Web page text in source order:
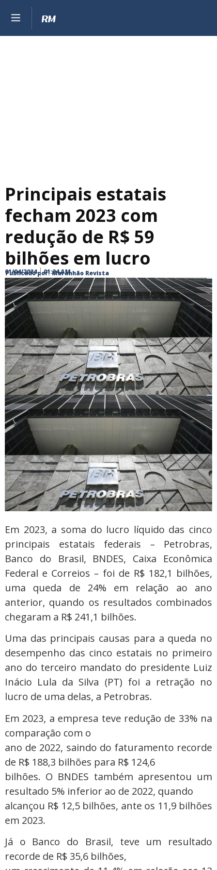
Principais estatais
fecham 2023 com
redução de R$ 59
bilhões em lucro
Publicado por: Maranhão Revista
01/04/2024 01:24 AM
Em 2023, a soma do lucro líquido das cinco
principais estatais federais – Petrobras,
Banco do Brasil, BNDES, Caixa Econômica
Federal e Correios – foi de R$ 182,1 bilhões,
uma queda de 24% em relação ao ano
anterior, quando os resultados combinados
chegaram a R$ 241,1 bilhões.
Uma das principais causas para a queda no
desempenho das cinco estatais no primeiro
ano do terceiro mandato do presidente Luiz
Inácio Lula da Silva (PT) foi a retração no
lucro de uma delas, a Petrobras.
Em 2023, a empresa teve redução de 33% na
comparação com o
ano de 2022, saindo do faturamento recorde
de R$ 188,3 bilhões para R$ 124,6
bilhões. O BNDES também apresentou um
resultado 5% inferior ao de 2022, quando
alcançou R$ 12,5 bilhões, ante os 11,9 bilhões
em 2023.
Já o Banco do Brasil, teve um resultado
recorde de R$ 35,6 bilhões,